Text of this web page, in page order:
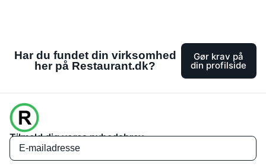
Har du fundet din virksomhed
her på Restaurant.dk?
Gør krav på
din profilside
Tilmeld dig vores nyhedsbrev